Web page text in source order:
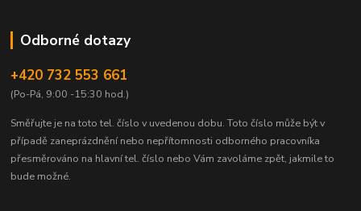
Odborné dotazy
+420 732 553 661
(Po-Pá, 9:00 -15:30 hod.)
Směřujte je na toto tel. číslo v uvedenou dobu. Toto číslo může být v
případě zaneprázdnění nebo nepřítomnosti odborného pracovníka
přesměrováno na hlavní tel. číslo nebo Vám zavoláme zpět, jakmile to
bude možné.